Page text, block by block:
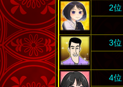
2位
3位
4位